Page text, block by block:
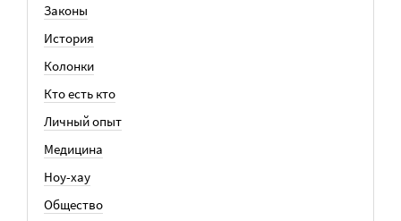
Законы
История
Колонки
Кто есть кто
Личный опыт
Медицина
Ноу-хау
Общество